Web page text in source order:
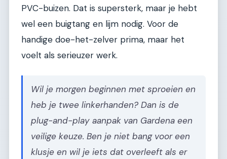
PVC-buizen. Dat is supersterk, maar je hebt
wel een buigtang en lijm nodig. Voor de
handige doe-het-zelver prima, maar het
voelt als serieuzer werk.
Wil je morgen beginnen met sproeien en
heb je twee linkerhanden? Dan is de
plug-and-play aanpak van Gardena een
veilige keuze. Ben je niet bang voor een
klusje en wil je iets dat overleeft als er